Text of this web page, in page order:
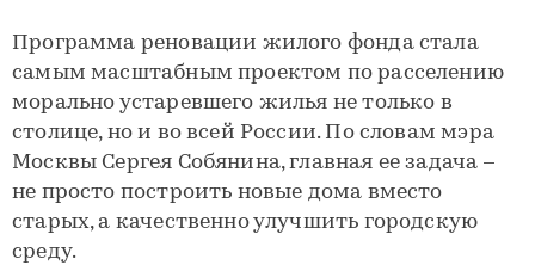
Программа реновации жилого фонда стала
самым масштабным проектом по расселению
морально устаревшего жилья не только в
столице, но и во всей России. По словам мэра
Москвы Сергея Собянина, главная ее задача –
не просто построить новые дома вместо
старых, а качественно улучшить городскую
среду.